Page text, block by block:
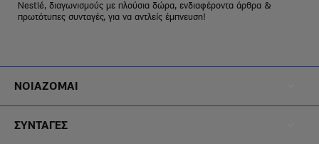
Nestlé, διαγωνισμούς με πλούσια δώρα, ενδιαφέροντα άρθρα &
πρωτότυπες συνταγές, για να αντλείς έμπνευση!
ΝΟΙΑΖΟΜΑΙ
ΣΥΝΤΑΓΕΣ